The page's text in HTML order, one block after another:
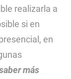
realizarla a
si en
en
más